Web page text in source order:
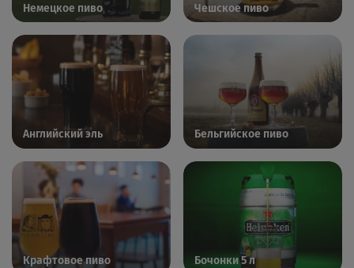
Немецкое пиво Чешское пиво
Английский эль Бельгийское пиво
Крафтовое пиво Бочонки 5 л